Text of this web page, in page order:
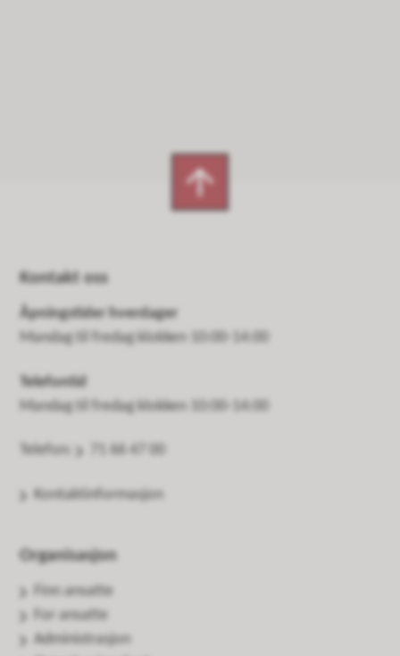
Kontakt oss
Åpningstider hverdager
Mandag til fredag klokken 10:00-14:00
Telefontid
Mandag til fredag klokken 10:00-14:00
Telefon: 71 66 47 00
Kontaktinformasjon
Organisasjon
Finn ansatte
For ansatte
Administrasjon